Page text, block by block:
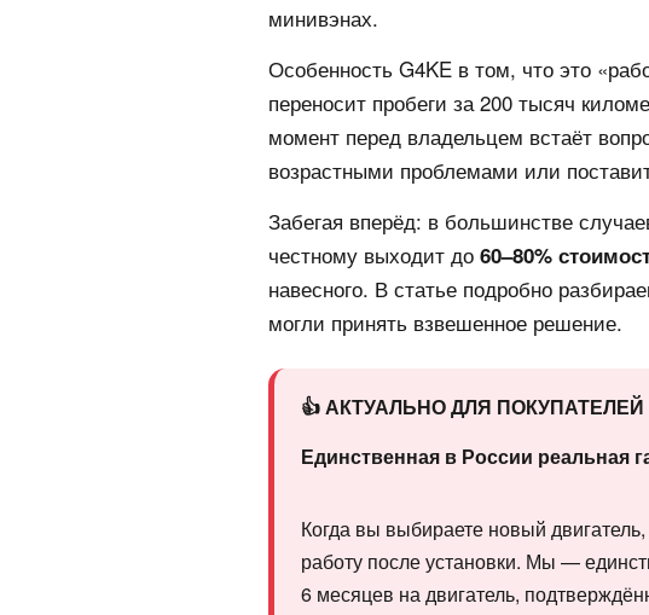
минивэнах.
Особенность G4KE в том, что это
переносит пробеги за 200 тысяч
момент перед владельцем встаёт
возрастными проблемами или
Забегая вперёд: в большинстве
честному выходит до 60–80%
навесного. В статье подробно
могли принять взвешенное решение.
👍 АКТУАЛЬНО ДЛЯ ПОКУПАТЕЛЕЙ
Единственная в России реальная
Когда вы выбираете новый
работу после установки. Мы —
6 месяцев на двигатель,